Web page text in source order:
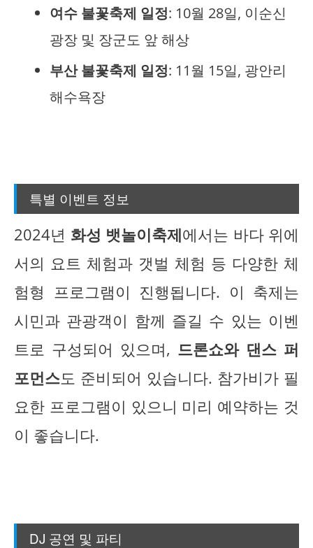
여수 불꽃축제 일정: 10월 28일, 이순신
광장 및 장군도 앞 해상
부산 불꽃축제 일정: 11월 15일, 광안리
해수욕장
특별 이벤트 정보
2024년 화성 뱃놀이축제에서는 바다 위에
서의 요트 체험과 갯벌 체험 등 다양한 체
험형 프로그램이 진행됩니다. 이 축제는
시민과 관광객이 함께 즐길 수 있는 이벤
트로 구성되어 있으며, 드론쇼와 댄스 퍼
포먼스도 준비되어 있습니다. 참가비가 필
요한 프로그램이 있으니 미리 예약하는 것
이 좋습니다.
DJ 공연 및 파티